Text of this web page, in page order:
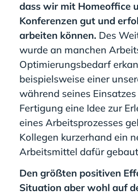
dass wir mit Homeoffice
Konferenzen gut und
arbeiten können. Des
wurde an manchen
Optimierungsbedarf
beispielsweise einer
während seines
Fertigung eine Idee zur
eines Arbeitsprozesses
Kollegen kurzerhand ein
Arbeitsmittel dafür
Den größten positiven
Situation aber wohl auf